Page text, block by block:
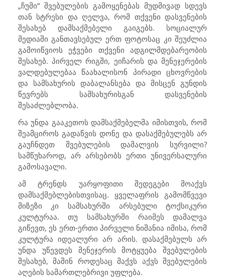
„ჩუმი“ შვებულების გამოყენებას მუდმივად სდევს
თან სტრესი და ღელვა, რომ თქვენი დასვენების
შესახებ დამსაქმებელი გაიგებს. სოციალურ
მედიაში განთავსებულ ერთ ფოტოსაც კი შეუძლია
გამოიწვიოს ეჭვები თქვენი ადგილმდებარეობის
შესახებ. პირველ რიგში, ეიჩარის და მენეჯერების
ვალდებულებაა წაახალისონ პირადი ცხოვრების
და სამსახურის დაბალანსება და მისცენ გუნდის
წევრებს სამსახურისგან დასვენების
შესაძლებლობა.
რა უნდა გააკეთოს დამსაქმებელმა იმისთვის, რომ
შეამციროს გადაწვის დონე და დასაქმებულებს არ
გაუჩნდეთ შვებულების დამალვის სურვილი?
სამწუხაროდ, არ არსებობს ერთი უნივერსალური
გამოსავალი.
ამ ტრენდს უარყოფითი შედეგები მოაქვს
დამსაქმებლებისთვისაც. ყველაფრის გამომწვევი
მიზეზი კი სამსახურში არსებული ტოქსიკური
კულტურაა. თუ სამსახურში რაიმეს დამალვა
გიწევთ, ეს ერთ-ერთი პირველი ნიშანია იმისა, რომ
კულტურა იდეალური არ არის. დასაქმებულს არ
უნდა უწევდეს მენეჯერის მოტყუება შვებულების
შესახებ, მაშინ როდესაც მაქვს აქვს შვებულების
აღების სამართლებრივი უფლება.